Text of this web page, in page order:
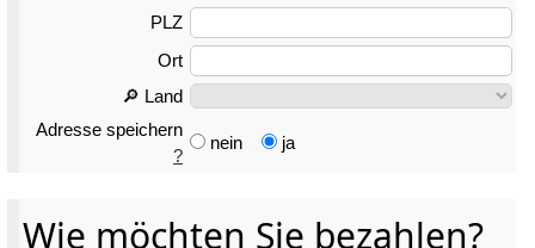
PLZ
Ort
🔎 Land
Adresse speichern
?
nein ja
Wie möchten Sie bezahlen?